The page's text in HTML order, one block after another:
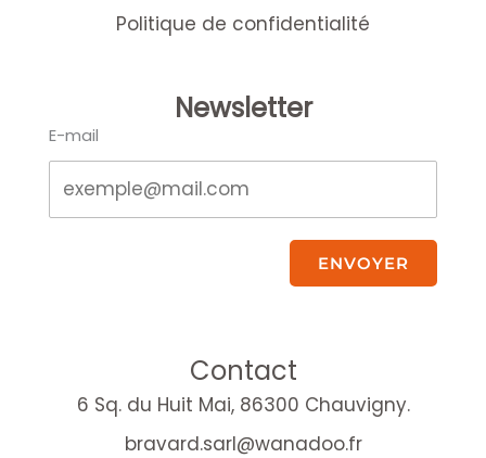
Politique de confidentialité
Newsletter
E-mail
ENVOYER
Contact
6 Sq. du Huit Mai, 86300 Chauvigny.
bravard.sarl@wanadoo.fr